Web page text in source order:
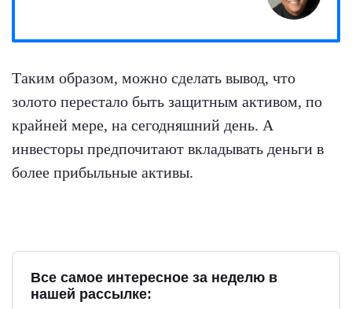
Таким образом, можно сделать вывод, что
золото перестало быть защитным активом, по
крайней мере, на сегодняшний день. А
инвесторы предпочитают вкладывать деньги в
более прибыльные активы.
Все самое интересное за неделю в
нашей рассылке: